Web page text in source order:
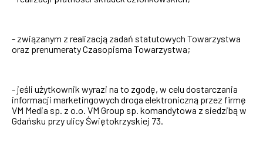
- związanym z realizacją zadań statutowych Towarzystwa
oraz prenumeraty Czasopisma Towarzystwa;
- jeśli użytkownik wyrazi na to zgodę, w celu dostarczania
informacji marketingowych droga elektroniczną przez firmę
VM Media sp. z o.o. VM Group sp. komandytowa z siedzibą w
Gdańsku przy ulicy Świętokrzyskiej 73.